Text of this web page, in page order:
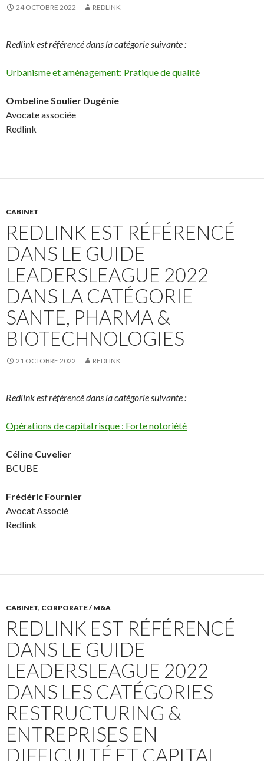
24 OCTOBRE 2022 REDLINK
Redlink est référencé dans la catégorie suivante :
Urbanisme et aménagement: Pratique de qualité
Ombeline Soulier Dugénie
Avocate associée
Redlink
CABINET
REDLINK EST RÉFÉRENCÉ
DANS LE GUIDE
LEADERSLEAGUE 2022
DANS LA CATÉGORIE
SANTE, PHARMA &
BIOTECHNOLOGIES
21 OCTOBRE 2022 REDLINK
Redlink est référencé dans la catégorie suivante :
Opérations de capital risque : Forte notoriété
Céline Cuvelier
BCUBE
Frédéric Fournier
Avocat Associé
Redlink
CABINET, CORPORATE / M&A
REDLINK EST RÉFÉRENCÉ
DANS LE GUIDE
LEADERSLEAGUE 2022
DANS LES CATÉGORIES
RESTRUCTURING &
ENTREPRISES EN
DIFFICULTÉ ET CAPITAL